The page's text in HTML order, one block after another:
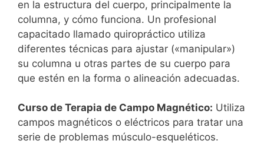
en la estructura del cuerpo, principalmente la
columna, y cómo funciona. Un profesional
capacitado llamado quiropráctico utiliza
diferentes técnicas para ajustar («manipular»)
su columna u otras partes de su cuerpo para
que estén en la forma o alineación adecuadas.
Curso de Terapia de Campo Magnético: Utiliza
campos magnéticos o eléctricos para tratar una
serie de problemas músculo-esqueléticos.